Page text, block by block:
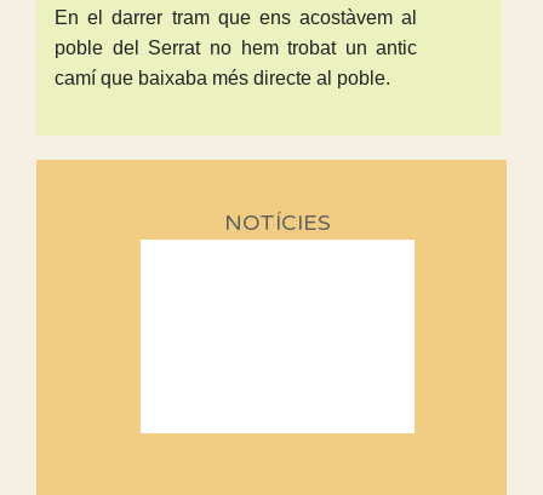
En el darrer tram que ens acostàvem al
poble del Serrat no hem trobat un antic
camí que baixaba més directe al poble.
NOTÍCIES